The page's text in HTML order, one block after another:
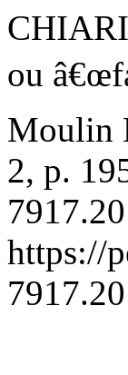
ou
Moulin
2, p.
https://